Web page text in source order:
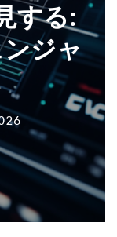
する:
ジャ